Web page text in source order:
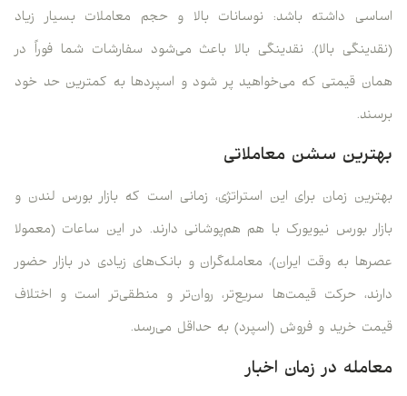
اساسی داشته باشد: نوسانات بالا و حجم معاملات بسیار زیاد
(نقدینگی بالا). نقدینگی بالا باعث می‌شود سفارشات شما فوراً در
همان قیمتی که می‌خواهید پر شود و اسپردها به کمترین حد خود
برسند.
بهترین سشن معاملاتی
بهترین زمان برای این استراتژی، زمانی است که بازار بورس لندن و
بازار بورس نیویورک با هم هم‌پوشانی دارند. در این ساعات (معمولا
عصرها به وقت ایران)، معامله‌گران و بانک‌های زیادی در بازار حضور
دارند، حرکت قیمت‌ها سریع‌تر، روان‌تر و منطقی‌تر است و اختلاف
قیمت خرید و فروش (اسپرد) به حداقل می‌رسد.
معامله در زمان اخبار